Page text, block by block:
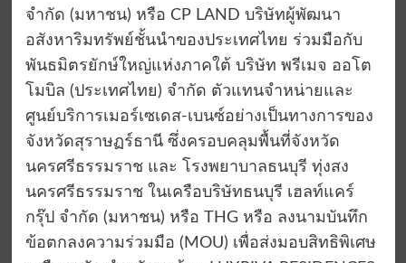
จำกัด (มหาชน) หรือ CP LAND บริษัทผู้พัฒนา
อสังหาริมทรัพย์ชั้นนำของประเทศไทย ร่วมมือกับ
พันธมิตรยักษ์ใหญ่แห่งภาคใต้ บริษัท พรีเมจ ออโต
โมบิล (ประเทศไทย) จำกัด ตัวแทนจำหน่ายและ
ศูนย์บริการเมอร์เซเดส-เบนซ์อย่างเป็นทางการของ
จังหวัดสุราษฏร์ธานี ซึ่งครอบคลุมพื้นที่จังหวัด
นครศรีธรรมราช และ โรงพยาบาลธนบุรี ทุ่งสง
นครศรีธรรมราช ในเครือบริษัทธนบุรี เฮลท์แคร์
กรุ๊ป จำกัด (มหาชน) หรือ THG หรือ ลงนามบันทึก
ข้อตกลงความร่วมมือ (MOU) เพื่อส่งมอบสิทธิพิเศษ